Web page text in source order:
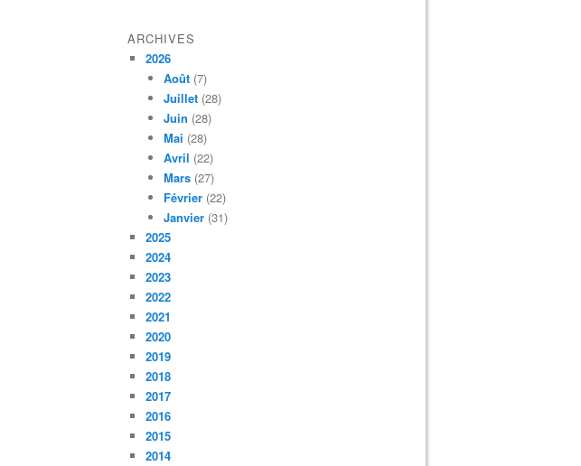
ARCHIVES
2026
Août (7)
Juillet (28)
Juin (28)
Mai (28)
Avril (22)
Mars (27)
Février (22)
Janvier (31)
2025
2024
2023
2022
2021
2020
2019
2018
2017
2016
2015
2014